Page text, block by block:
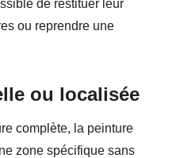
de restituer leur
ou reprendre une
ou localisée
complète, la peinture
zone spécifique sans